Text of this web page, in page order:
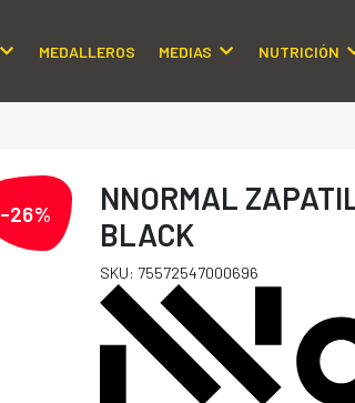
MEDALLEROS MEDIAS NUTRICIÓN
-26%
NNORMAL
BLACK
SKU: 75572547000696